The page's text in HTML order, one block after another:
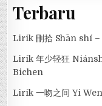
Terbaru
Lirik 刪拾 Shān shí –
Lirik 年少轻狂
Bichen
Lirik 一吻之间 Yi